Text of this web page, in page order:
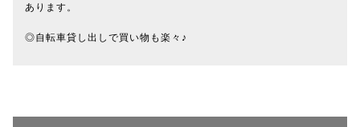
あります。
◎自転車貸し出しで買い物も楽々♪